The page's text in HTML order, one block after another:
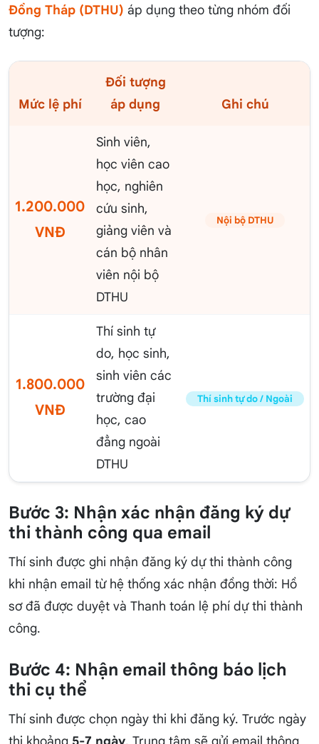
Đồng Tháp (DTHU) áp dụng theo từng nhóm đối
tượng:
Mức lệ phí
Đối tượng
áp dụng
Ghi chú
1.200.000
VNĐ
Sinh viên,
học viên cao
học, nghiên
cứu sinh,
giảng viên và
cán bộ nhân
viên nội bộ
DTHU
Nội bộ DTHU
1.800.000
VNĐ
Thí sinh tự
do, học sinh,
sinh viên các
trường đại
học, cao
đẳng ngoài
DTHU
Thí sinh tự do / Ngoài
Bước 3: Nhận xác nhận đăng ký dự
thi thành công qua email
Thí sinh được ghi nhận đăng ký dự thi thành công
khi nhận email từ hệ thống xác nhận đồng thời: Hồ
sơ đã được duyệt và Thanh toán lệ phí dự thi thành
công.
Bước 4: Nhận email thông báo lịch
thi cụ thể
Thí sinh được chọn ngày thi khi đăng ký. Trước ngày